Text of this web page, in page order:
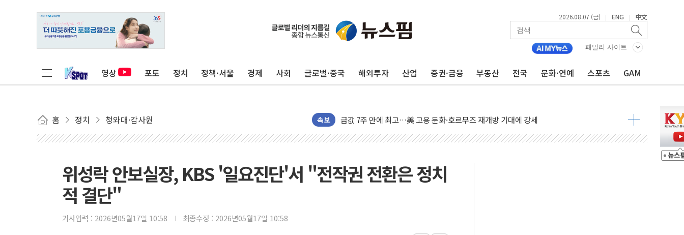
2026.08.07 (금) | ENG | 中文
패밀리 사이트
영상 포토 정치 정책·서울 경제 사회 글로벌·중국 해외투자 산업 증권·금융 부동산 전국 문화·연예 스포츠 GAM
홈 정치 청와대·감사원 속보
리투아니아 국방 "러, 우크라 드론으로 나토 회원국 공격 검토… 거짓 깃발 작전"
구광모, 내주 실리콘밸리서 젠슨 황 재회…로봇·AI 데이터센터·모빌리티 구체화
뉴욕증시 개장 전 특징주...모더나·아이온큐·도어대시↑ VS 샌디스크·피그마·앱러빈↓
뉴욕증시 프리뷰, 미 주가선물 AI주 차익실현 속 혼조세...웨스턴디지털·샌디스크↓
[인도증시] 중동 긴장 완화에 실적 호조까지, 상승...호실적 보고 기업 상승세 뚜렷
러, 1인칭시점 드론으로 우크라 민간인 '사파리' 공격… 시민들 공포감 극대화 전략
'월가의 황제' 다이먼 "금융시장 레버리지 위험수위…숨은 차입이 더 큰 변수"
양주 섬유염색공장서 화재 1명 중상…대응 1단계 진압 중
위성락 안보실장, KBS '일요진단'서 "전작권 전환은 정치
적 결단"
기사입력 : 2026년05월17일 10:58 최종수정 : 2026년05월17일 10:58